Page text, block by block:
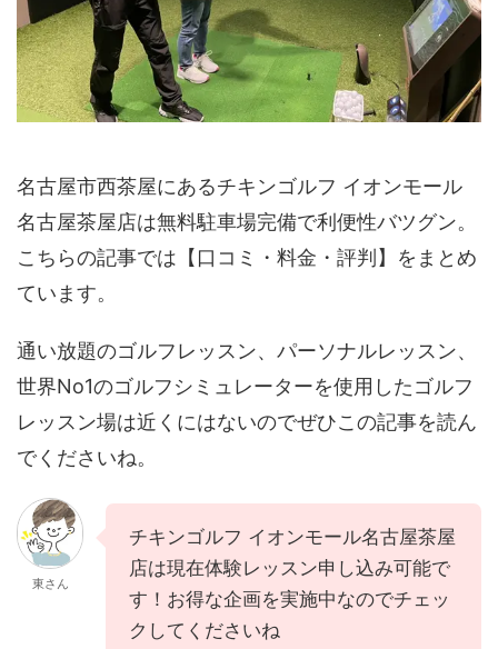
名古屋市西茶屋にあるチキンゴルフ イオンモール
名古屋茶屋店は無料駐車場完備で利便性バツグン。
こちらの記事では【口コミ・料金・評判】をまとめ
ています。
通い放題のゴルフレッスン、パーソナルレッスン、
世界No1のゴルフシミュレーターを使用したゴルフ
レッスン場は近くにはないのでぜひこの記事を読ん
でくださいね。
東さん
チキンゴルフ イオンモール名古屋茶屋
店は現在体験レッスン申し込み可能で
す！お得な企画を実施中なのでチェッ
クしてくださいね